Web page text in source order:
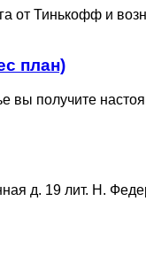
от Тинькофф и
план)
вы получите
д. 19 лит. Н.